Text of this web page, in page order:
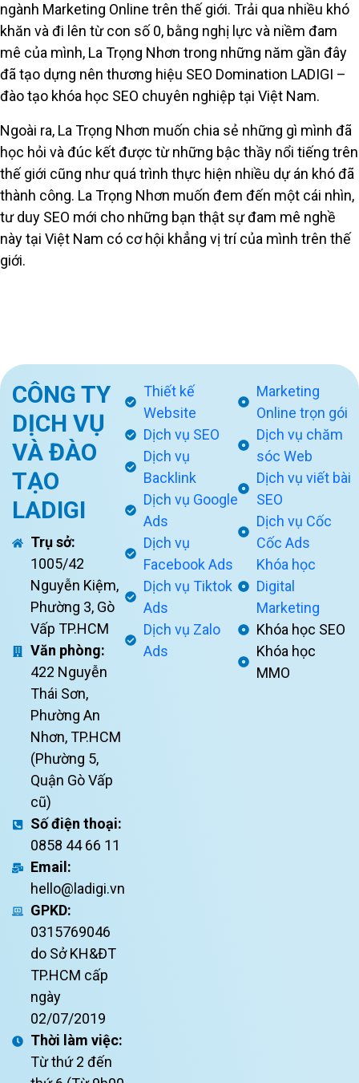
ngành Marketing Online trên thế giới. Trải qua nhiều khó
khăn và đi lên từ con số 0, bằng nghị lực và niềm đam
mê của mình, La Trọng Nhơn trong những năm gần đây
đã tạo dựng nên thương hiệu SEO Domination LADIGI –
đào tạo khóa học SEO chuyên nghiệp tại Việt Nam.
Ngoài ra, La Trọng Nhơn muốn chia sẻ những gì mình đã
học hỏi và đúc kết được từ những bậc thầy nổi tiếng trên
thế giới cũng như quá trình thực hiện nhiều dự án khó đã
thành công. La Trọng Nhơn muốn đem đến một cái nhìn,
tư duy SEO mới cho những bạn thật sự đam mê nghề
này tại Việt Nam có cơ hội khẳng vị trí của mình trên thế
giới.
CÔNG TY
DỊCH VỤ
VÀ ĐÀO
TẠO
LADIGI
Trụ sở:
1005/42
Nguyễn Kiệm,
Phường 3, Gò
Vấp TP.HCM
Văn phòng:
422 Nguyễn
Thái Sơn,
Phường An
Nhơn, TP.HCM
(Phường 5,
Quận Gò Vấp
cũ)
Số điện thoại:
0858 44 66 11
Email:
hello@ladigi.vn
GPKD:
0315769046
do Sở KH&ĐT
TP.HCM cấp
ngày
02/07/2019
Thời làm việc:
Từ thứ 2 đến
Thiết kế
Website
Dịch vụ SEO
Dịch vụ
Backlink
Dịch vụ Google
Ads
Dịch vụ
Facebook Ads
Dịch vụ Tiktok
Ads
Dịch vụ Zalo
Ads
Marketing
Online trọn gói
Dịch vụ chăm
sóc Web
Dịch vụ viết bài
SEO
Dịch vụ Cốc
Cốc Ads
Khóa học
Digital
Marketing
Khóa học SEO
Khóa học
MMO